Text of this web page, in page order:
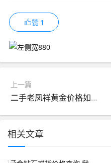
赞 1
上一篇
二手老凤祥黄金价格如何评估？评估过程中需要注意什么？
相关文章